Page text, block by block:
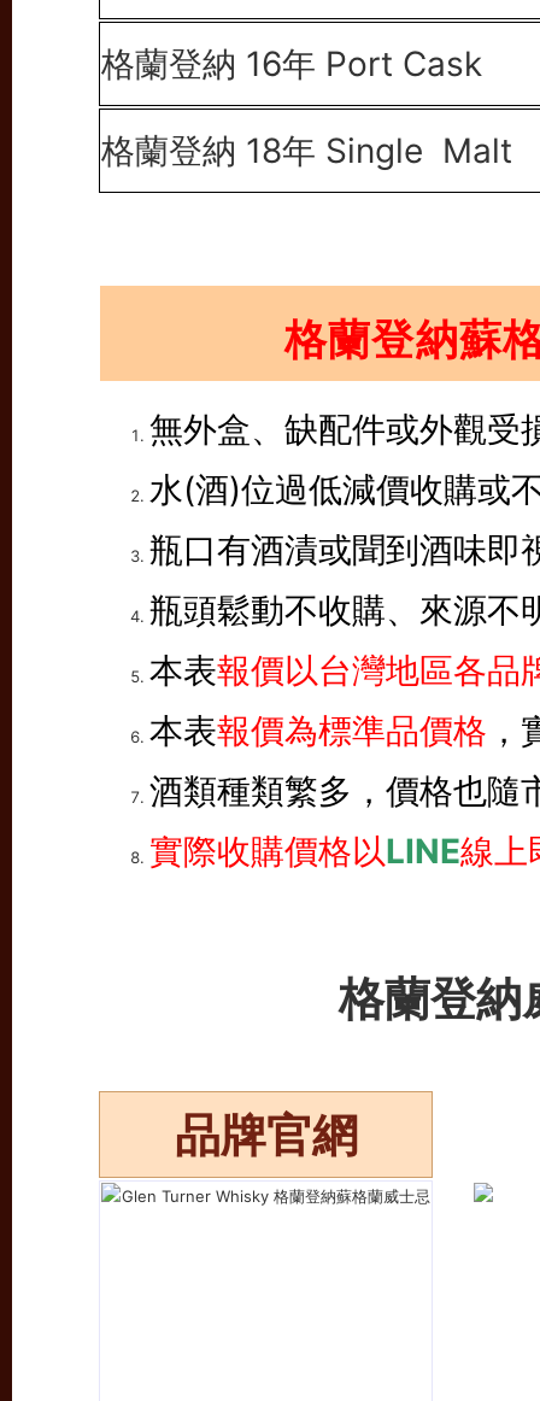
格蘭登納 16年 Port Cask
格蘭登納 18年 Single Malt
格蘭登納蘇
無外盒、缺配件或外觀受
水(酒)位過低減價收購或
瓶口有酒漬或聞到酒味即
瓶頭鬆動不收購、來源不
本表報價以台灣地區各品
本表報價為標準品價格
酒類種類繁多，價格也隨
實際收購價格以LINE線上
格蘭登納
品牌官網